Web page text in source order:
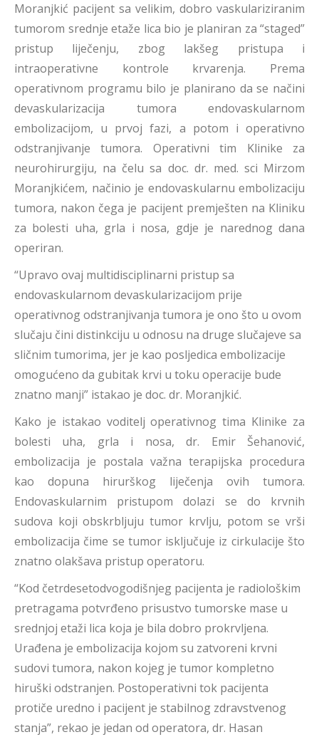
Moranjkić pacijent sa velikim, dobro vaskulariziranim
tumorom srednje etaže lica bio je planiran za “staged”
pristup liječenju, zbog lakšeg pristupa i
intraoperativne kontrole krvarenja. Prema
operativnom programu bilo je planirano da se načini
devaskularizacija tumora endovaskularnom
embolizacijom, u prvoj fazi, a potom i operativno
odstranjivanje tumora. Operativni tim Klinike za
neurohirurgiju, na čelu sa doc. dr. med. sci Mirzom
Moranjkićem, načinio je endovaskularnu embolizaciju
tumora, nakon čega je pacijent premješten na Kliniku
za bolesti uha, grla i nosa, gdje je narednog dana
operiran.
“Upravo ovaj multidisciplinarni pristup sa
endovaskularnom devaskularizacijom prije
operativnog odstranjivanja tumora je ono što u ovom
slučaju čini distinkciju u odnosu na druge slučajeve sa
sličnim tumorima, jer je kao posljedica embolizacije
omogućeno da gubitak krvi u toku operacije bude
znatno manji” istakao je doc. dr. Moranjkić.
Kako je istakao voditelj operativnog tima Klinike za
bolesti uha, grla i nosa, dr. Emir Šehanović,
embolizacija je postala važna terapijska procedura
kao dopuna hirurškog liječenja ovih tumora.
Endovaskularnim pristupom dolazi se do krvnih
sudova koji obskrbljuju tumor krvlju, potom se vrši
embolizacija čime se tumor isključuje iz cirkulacije što
znatno olakšava pristup operatoru.
“Kod četrdesetodvogodišnjeg pacijenta je radiološkim
pretragama potvrđeno prisustvo tumorske mase u
srednjoj etaži lica koja je bila dobro prokrvljena.
Urađena je embolizacija kojom su zatvoreni krvni
sudovi tumora, nakon kojeg je tumor kompletno
hiruški odstranjen. Postoperativni tok pacijenta
protiče uredno i pacijent je stabilnog zdravstvenog
stanja”, rekao je jedan od operatora, dr. Hasan